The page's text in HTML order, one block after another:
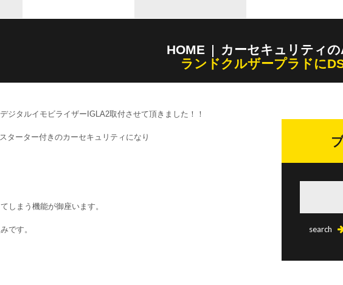
HOME
カーセキュリティ
ランドクルザープラドに
タルイモビライザーIGLA2取付させて頂きました！！
ターター付きのカーセキュリティになり
しまう機能が御座います。
です。